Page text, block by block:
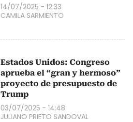
14/07/2025 - 12:33
CAMILA SARMIENTO
Estados Unidos: Congreso
aprueba el “gran y hermoso”
proyecto de presupuesto de
Trump
03/07/2025 - 14:48
JULIANO PRIETO SANDOVAL